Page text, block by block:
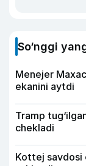
So‘nggi
Menejer
ekanini aytdi
Tramp
chekladi
Kottej savdosi